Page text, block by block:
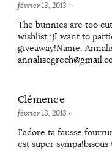
février 13, 2013 ·
The bunnies are too
wishlist :)I want to
giveaway!Name:
Clémence
février 13, 2013 ·
J'adore ta fausse
est super sympa!bisous